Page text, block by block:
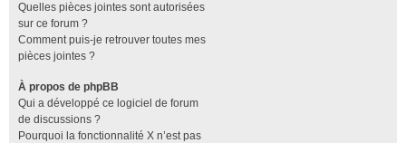
Quelles pièces jointes sont autorisées
sur ce forum ?
Comment puis-je retrouver toutes mes
pièces jointes ?
À propos de phpBB
Qui a développé ce logiciel de forum
de discussions ?
Pourquoi la fonctionnalité X n’est pas